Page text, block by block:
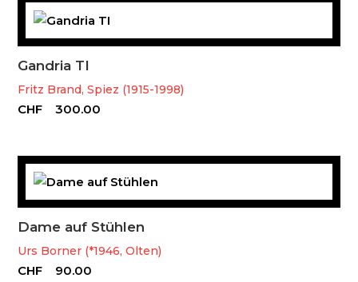
Gandria TI
Fritz Brand, Spiez (1915-1998)
CHF 300.00
Dame auf Stühlen
Urs Borner (*1946, Olten)
CHF 90.00